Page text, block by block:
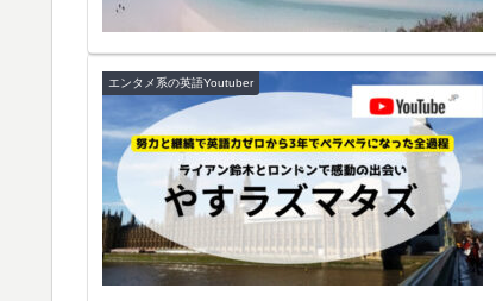
エンタメ系の英語Youtuber